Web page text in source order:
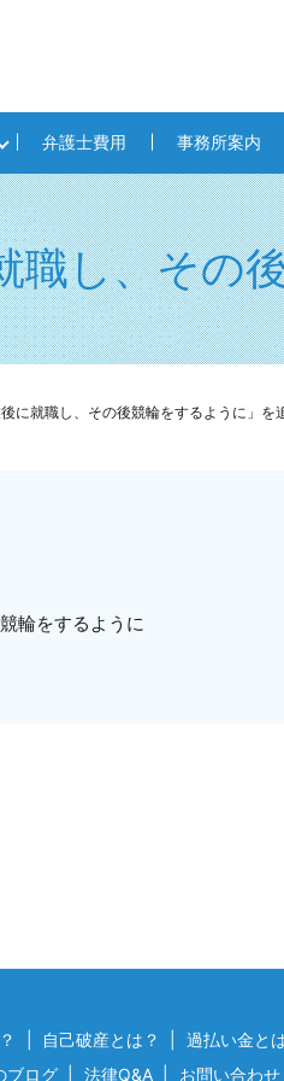
弁護士費用 事務所案内
職し、その
に就職し、その後競輪をするように」を
輪をするように
自己破産とは？ 過払い金と
ブログ
法律Q&A お問い合わせ